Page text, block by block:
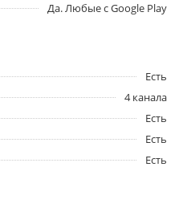
Да. Любые с Google Play
Есть
4 канала
Есть
Есть
Есть